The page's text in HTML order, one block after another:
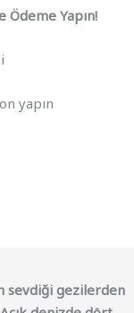
Yapın!
yapın
sevdiği gezilerden